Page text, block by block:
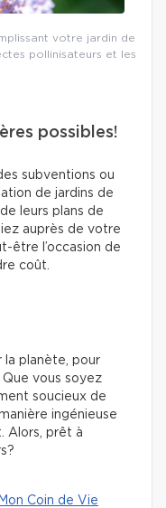
votre jardin de
pollinisateurs et les
possibles!
subventions ou
de jardins de
leurs plans de
auprès de votre
être l’occasion de
coût.
la planète, pour
vous soyez
soucieux de
ingénieuse
Alors, prêt à
Coin de Vie